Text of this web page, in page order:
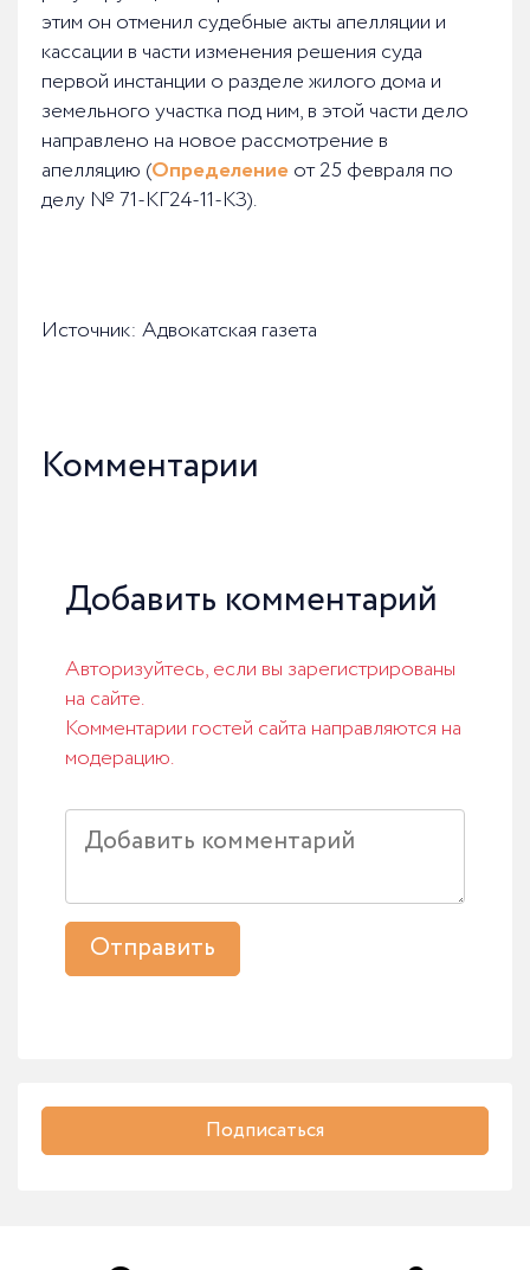
этим он отменил судебные акты апелляции и
кассации в части изменения решения суда
первой инстанции о разделе жилого дома и
земельного участка под ним, в этой части дело
направлено на новое рассмотрение в
апелляцию (Определениеот 25 февраля по
делу № 71-КГ24-11-КЗ).
Источник: Адвокатская газета
Комментарии
Добавить комментарий
Авторизуйтесь, если вы зарегистрированы
на сайте.
Комментарии гостей сайта направляются на
модерацию.
Отправить
Подписаться